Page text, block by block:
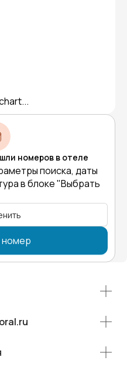
номеров в отеле
поиска, даты
в блоке "Выбрать